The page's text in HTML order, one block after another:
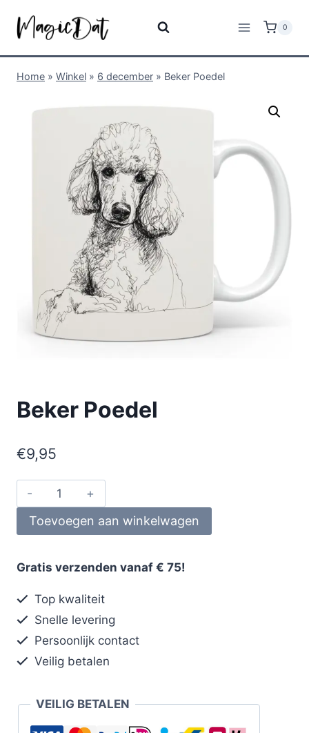
0
Home » Winkel » 6 december » Beker Poedel
Beker Poedel
€9,95
Toevoegen aan winkelwagen
Gratis verzenden vanaf € 75!
Top kwaliteit
Snelle levering
Persoonlijk contact
Veilig betalen
VEILIG BETALEN